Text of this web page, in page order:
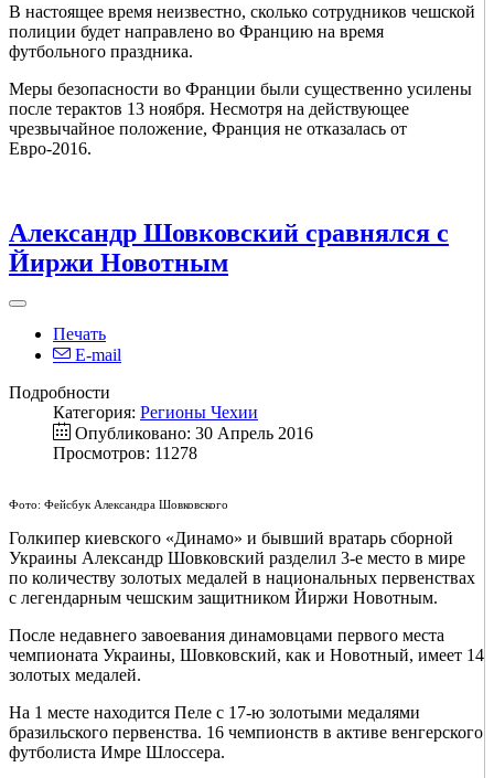
В настоящее время неизвестно, сколько сотрудников чешской
полиции будет направлено во Францию на время
футбольного праздника.
Меры безопасности во Франции были существенно усилены
после терактов 13 ноября. Несмотря на действующее
чрезвычайное положение, Франция не отказалась от
Евро-2016.
Александр Шовковский сравнялся с
Йиржи Новотным
Печать
E-mail
Подробности
Категория: Регионы Чехии
Опубликовано: 30 Апрель 2016
Просмотров: 11278
Фото: Фейсбук Александра Шовковского
Голкипер киевского «Динамо» и бывший вратарь сборной
Украины Александр Шовковский разделил 3-е место в мире
по количеству золотых медалей в национальных первенствах
с легендарным чешским защитником Йиржи Новотным.
После недавнего завоевания динамовцами первого места
чемпионата Украины, Шовковский, как и Новотный, имеет 14
золотых медалей.
На 1 месте находится Пеле с 17-ю золотыми медалями
бразильского первенства. 16 чемпионств в активе венгерского
футболиста Имре Шлоссера.